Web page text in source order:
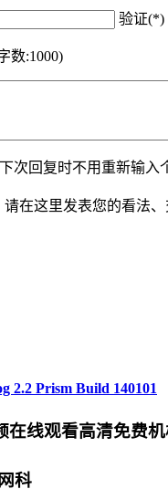
验证(*)
数:1000)
次回复时不用重新输入
在这里发表您的看法、
2.2 Prism Build 140101
在线观看高清免费
科